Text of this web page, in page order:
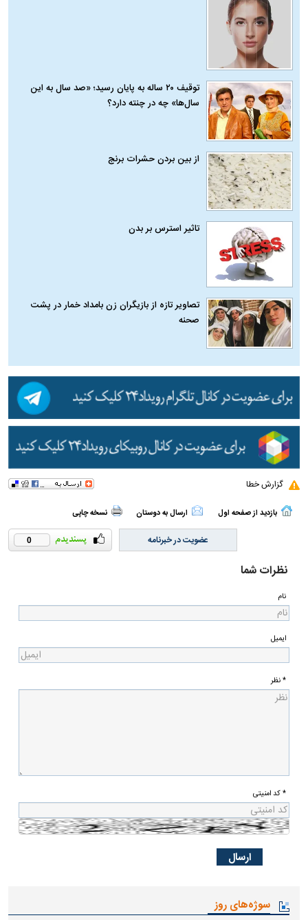
توقیف ۲۰ ساله به پایان رسید؛ «صد سال به این
سال‌ها» چه در چنته دارد؟
از بین بردن حشرات برنج
تاثیر استرس بر بدن
تصاویر تازه از بازیگران زن بامداد خمار در پشت
صحنه
گزارش خطا
بازدید از صفحه اول ارسال به دوستان نسخه چاپی
0 عضویت در خبرنامه
نظرات شما
نام
ایمیل
* نظر
* کد امنیتی
سوژه‌های روز